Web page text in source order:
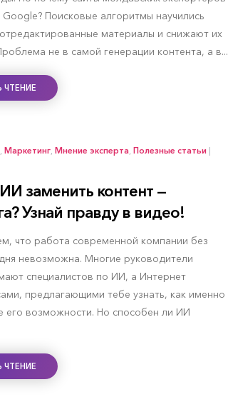
Поисковые алгоритмы научились
материалы и снижают их
не в самой генерации контента, а в...
, Маркетинг, Мнение эксперта, Полезные статьи|
заменить контент —
Узнай правду в видео!
что работа современной компании без
невозможна. Многие руководители
специалистов по ИИ, а Интернет
предлагающими тебе узнать, как именно
его возможности. Но способен ли ИИ